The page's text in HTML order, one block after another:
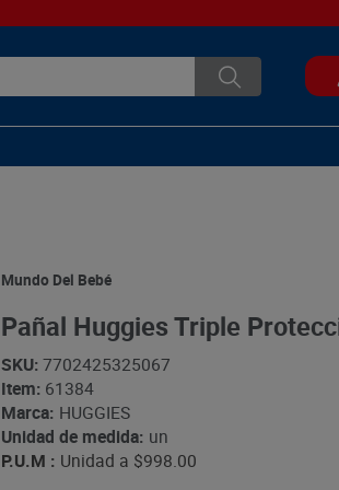
Mundo Del Bebé
Pañal Huggies Triple
SKU: 7702425325067
Item: 61384
Marca: HUGGIES
Unidad de medida: un
P.U.M : Unidad a $998.00